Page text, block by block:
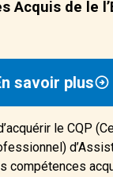
Acquis de le
savoir plus
le CQP
compétences